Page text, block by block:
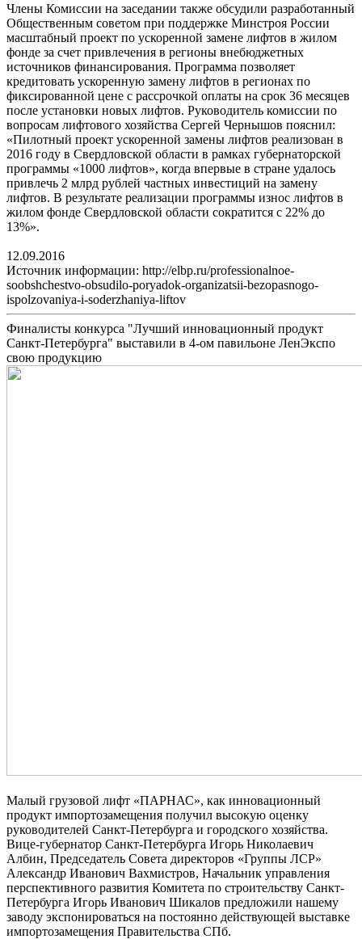
Члены Комиссии на заседании также обсудили разработанный
Общественным советом при поддержке Минстроя России
масштабный проект по ускоренной замене лифтов в жилом
фонде за счет привлечения в регионы внебюджетных
источников финансирования. Программа позволяет
кредитовать ускоренную замену лифтов в регионах по
фиксированной цене с рассрочкой оплаты на срок 36 месяцев
после установки новых лифтов. Руководитель комиссии по
вопросам лифтового хозяйства Сергей Чернышов пояснил:
«Пилотный проект ускоренной замены лифтов реализован в
2016 году в Свердловской области в рамках губернаторской
программы «1000 лифтов», когда впервые в стране удалось
привлечь 2 млрд рублей частных инвестиций на замену
лифтов. В результате реализации программы износ лифтов в
жилом фонде Свердловской области сократится с 22% до
13%».
12.09.2016
Источник информации: http://elbp.ru/professionalnoe-
soobshchestvo-obsudilo-poryadok-organizatsii-bezopasnogo-
ispolzovaniya-i-soderzhaniya-liftov
Финалисты конкурса "Лучший инновационный продукт
Санкт-Петербурга" выставили в 4-ом павильоне ЛенЭкспо
свою продукцию
Малый грузовой лифт «ПАРНАС», как инновационный
продукт импортозамещения получил высокую оценку
руководителей Санкт-Петербурга и городского хозяйства.
Вице-губернатор Санкт-Петербурга Игорь Николаевич
Албин, Председатель Совета директоров «Группы ЛСР»
Александр Иванович Вахмистров, Начальник управления
перспективного развития Комитета по строительству Санкт-
Петербурга Игорь Иванович Шикалов предложили нашему
заводу экспонироваться на постоянно действующей выставке
импортозамещения Правительства СПб.